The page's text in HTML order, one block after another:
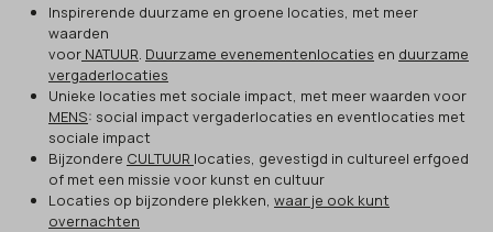
Inspirerende duurzame en groene locaties, met meer
waarden
voor NATUUR. Duurzame evenementenlocaties en duurzame
vergaderlocaties
Unieke locaties met sociale impact, met meer waarden voor
MENS: social impact vergaderlocaties en eventlocaties met
sociale impact
Bijzondere CULTUUR locaties, gevestigd in cultureel erfgoed
of met een missie voor kunst en cultuur
Locaties op bijzondere plekken, waar je ook kunt
overnachten